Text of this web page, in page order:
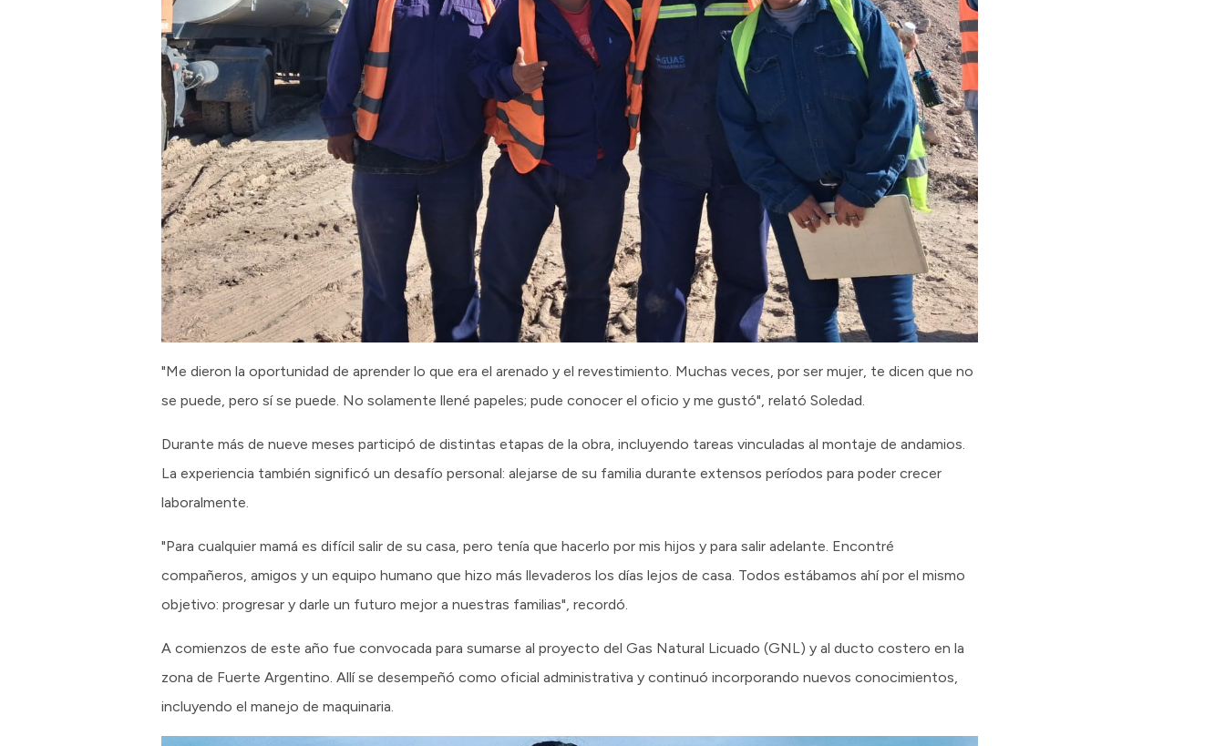
"Me dieron la oportunidad de aprender lo que era el arenado y el revestimiento. Muchas veces, por ser mujer, te dicen que no
se puede, pero sí se puede. No solamente llené papeles; pude conocer el oficio y me gustó", relató Soledad.
Durante más de nueve meses participó de distintas etapas de la obra, incluyendo tareas vinculadas al montaje de andamios.
La experiencia también significó un desafío personal: alejarse de su familia durante extensos períodos para poder crecer
laboralmente.
"Para cualquier mamá es difícil salir de su casa, pero tenía que hacerlo por mis hijos y para salir adelante. Encontré
compañeros, amigos y un equipo humano que hizo más llevaderos los días lejos de casa. Todos estábamos ahí por el mismo
objetivo: progresar y darle un futuro mejor a nuestras familias", recordó.
A comienzos de este año fue convocada para sumarse al proyecto del Gas Natural Licuado (GNL) y al ducto costero en la
zona de Fuerte Argentino. Allí se desempeñó como oficial administrativa y continuó incorporando nuevos conocimientos,
incluyendo el manejo de maquinaria.